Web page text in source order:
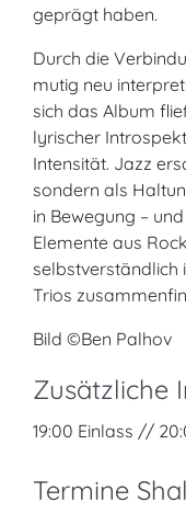
geprägt haben.
Durch die
mutig neu
sich das Album
lyrischer
Intensität. Jazz
sondern als
in Bewegung –
Elemente aus
selbstverständlich
Trios
Bild ©Ben Palhov
Zusätzliche
19:00 Einlass //
Termine